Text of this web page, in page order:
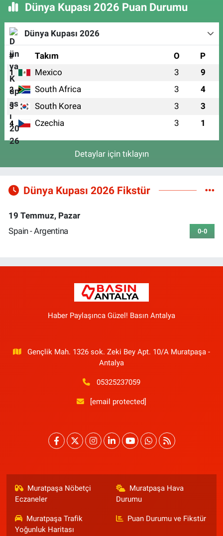
Dünya Kupası 2026 Puan Durumu
Dünya Kupası 2026
# Takım O P
1 Mexico 3 9
2 South Africa 3 4
3 South Korea 3 3
4 Czechia 3 1
Detaylar için tıklayın
Dünya Kupası 2026 Fikstür
19 Temmuz, Pazar
Spain - Argentina
0-0
Haber Paylaşınca Güzel! Basın Antalya
Gençlik Mah. 1326 sok. Zeki Bey Apt. 10/A Muratpaşa -
Antalya
05325237059
[email protected]
Muratpaşa Nöbetçi
Eczaneler
Muratpaşa Hava
Durumu
Muratpaşa Trafik
Yoğunluk Haritası
Puan Durumu ve Fikstür